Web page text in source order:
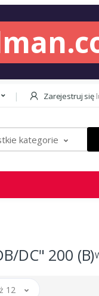
Zarejestruj się
kategorie
DC" 200 (B)
12